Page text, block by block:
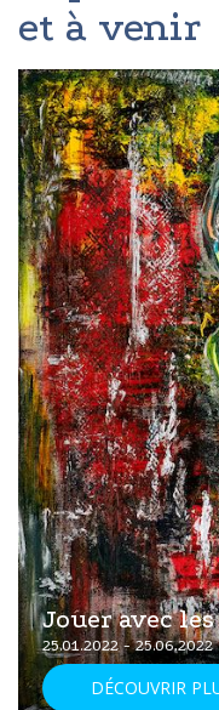
et à venir
Jouer avec
25.01.2022 - 25.06.2022
DÉCOUVRIR